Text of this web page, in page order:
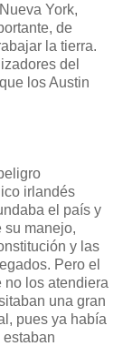
York,
de
la tierra.
del
los Austin
irlandés
el país y
su manejo,
y las
Pero el
no los atendiera
una gran
pues ya había